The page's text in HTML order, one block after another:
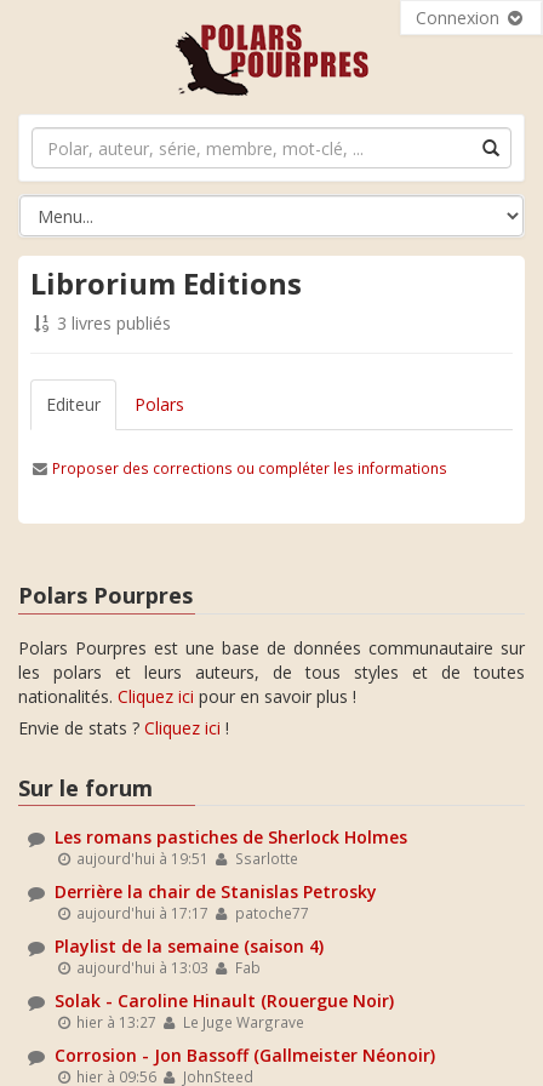
Connexion
Librorium Editions
3 livres publiés
Editeur Polars
Proposer des corrections ou compléter les informations
Polars Pourpres
Polars Pourpres est une base de données communautaire sur
les polars et leurs auteurs, de tous styles et de toutes
nationalités. Cliquez ici pour en savoir plus !
Envie de stats ? Cliquez ici !
Sur le forum
Les romans pastiches de Sherlock Holmes
aujourd'hui à 19:51 Ssarlotte
Derrière la chair de Stanislas Petrosky
aujourd'hui à 17:17 patoche77
Playlist de la semaine (saison 4)
aujourd'hui à 13:03 Fab
Solak - Caroline Hinault (Rouergue Noir)
hier à 13:27 Le Juge Wargrave
Corrosion - Jon Bassoff (Gallmeister Néonoir)
hier à 09:56 JohnSteed